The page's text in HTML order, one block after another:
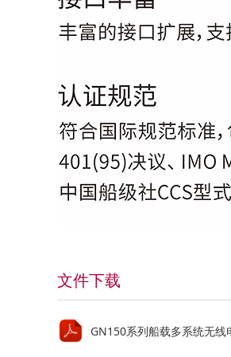
文件下载
GN150系列船载多系统无